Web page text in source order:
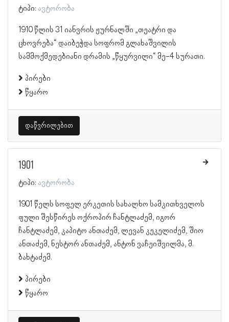
ტიპი: ავტორობა
1910 წლის 31 იანვრის ჟურნალში „თეატრი და
ცხოვრება“ დაიბეჭდა სოფრომ გლახაშვილის
სამმოქმედებიანი დრამის „წყურვილი“ მე-4 სურათი.
პირები
წყარო
დაწვრილებით
1901
ტიპი: ავტორობა
1901 წელს სოფელ ერკეთის სახალხო სამკითხველოს
ფული შესწირეს ოქროპირ ჩანტლაძემ, იგორ
ჩანტლაძემ, კაპიტო ანთაძემ, ლევან კეკელიძემ, შიო
ანთაძემ, ნესტორ ანთაძემ, ანტონ ვაჩეიშვილმა, მ.
ბახტაძემ.
პირები
წყარო